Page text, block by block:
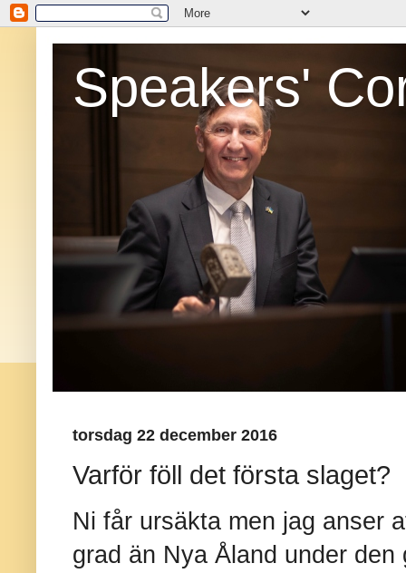
Speakers'
torsdag 22 december 2016
Varför föll det första slaget?
Ni får ursäkta men jag anser
grad än Nya Åland under